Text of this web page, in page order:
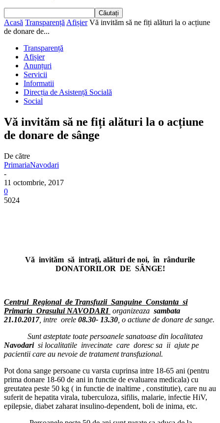
Acasă Transparență Afișier Vă invităm să ne fiți alături la o acțiune
de donare de...
Transparență
Afișier
Anunțuri
Servicii
Informatii
Direcția de Asistență Socială
Social
Vă invităm să ne fiți alături la o acțiune
de donare de sânge
De către
PrimariaNavodari
-
11 octombrie, 2017
0
5024
Vă invităm să intrați, alături de noi, în rândurile
DONATORILOR DE SÂNGE!
Centrul Regional de Transfuzii Sanguine Constanta si
Primaria Orasului NAVODARI organizeaza sambata
21.10.2017, intre orele 08.30- 13.30 , o actiune de donare de sange.
Sunt asteptate toate persoanele sanatoase din localitatea
Navodari si localitatile invecinate care doresc sa ii ajute pe
pacientii care au nevoie de tratament transfuzional.
Pot dona sange persoane cu varsta cuprinsa intre 18-65 ani (pentru
prima donare 18-60 de ani in functie de evaluarea medicala) cu
greutatea peste 50 kg ( in functie de inaltime , constitutie), care nu au
suferit de hepatita virala, tuberculoza, sifilis, malarie, infectie HiV,
epilepsie, diabet zaharat insulino-dependent, boli de inima, etc.